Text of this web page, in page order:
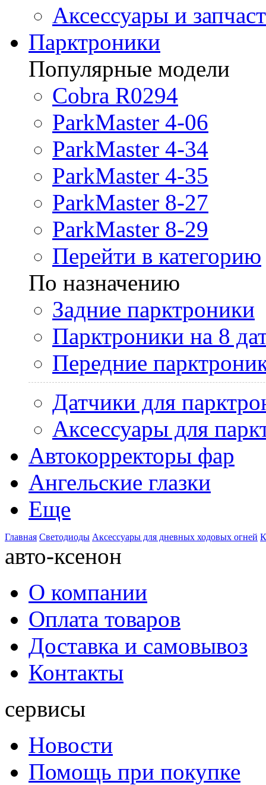
Аксессуары и
Парктроники
Популярные модели
Cobra R0294
ParkMaster 4-06
ParkMaster 4-34
ParkMaster 4-35
ParkMaster 8-27
ParkMaster 8-29
Перейти в категорию
По назначению
Задние парктроники
Парктроники на 8
Передние
Датчики для
Аксессуары для
Автокорректоры фар
Ангельские глазки
Еще
Главная Светодиоды Аксессуары для дневных ходовых огней
авто-ксенон
О компании
Оплата товаров
Доставка и самовывоз
Контакты
сервисы
Новости
Помощь при покупке